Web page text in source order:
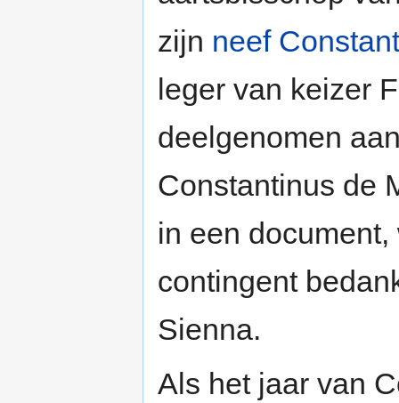
zijn neef
leger van keizer
deelgenomen
Constantinus de
in een
contingent
Sienna.
Als het jaar van